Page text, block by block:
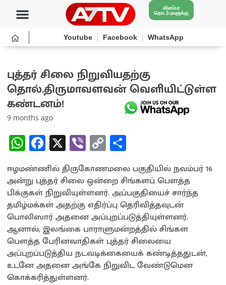
விளம்பர
தொடர்புகளுக்கு
Youtube Facebook WhatsApp
புத்தர் சிலை நிறுவியதற்கு
தொல்.திருமாவளவன் வெளியிட்டுள்ள
கண்டனம்!
9 months ago
W
h
at
sA
p
p
Fa
ce
b
o
o
k
X Vi
b
er
C
o
py
Li
n
k
ar
e
ஈழமண்ணில் திருகோணமலை பகுதியில் நவம்பர் 16
அன்று புத்தர் சிலை ஒன்றை சிங்களப் பௌத்த
பிக்குகள் நிறுவியுள்ளனர். அப்பகுதியைச் சார்ந்த
தமிழ்மக்கள் அதற்கு எதிர்ப்பு தெரிவித்தவுடன்
பொலிஸார் அதனை அப்புறப்படுத்தியுள்ளனர்.
ஆனால், இலங்கை பாராளுமன்றத்தில் சிங்கள
பௌத்த பேரினவாதிகள் புத்தர் சிலையை
அப்புறப்படுத்திய நடவடிக்கையைக் கண்டித்ததுடன்,
உடனே அதனை அங்கே நிறுவிட வேண்டுமென
கொக்கரித்துள்ளனர்.